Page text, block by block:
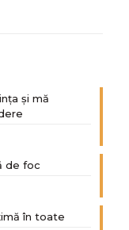
și mă
de foc
în toate